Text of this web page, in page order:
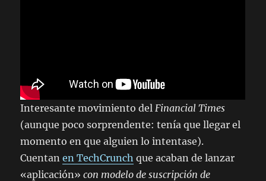
Interesante movimiento del Financial Times
(aunque poco sorprendente: tenía que llegar el
momento en que alguien lo intentase).
Cuentanen TechCrunch que acaban de lanzar
«aplicación»con modelo de suscripción de